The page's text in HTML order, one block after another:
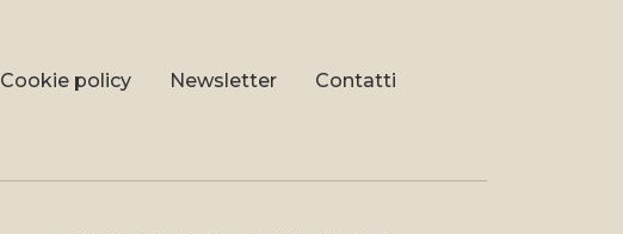
Cookie policy Newsletter Contatti